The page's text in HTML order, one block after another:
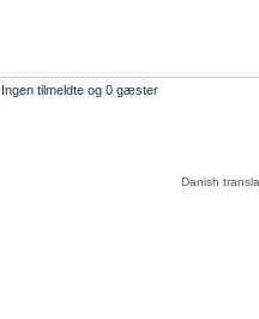
tilmeldte og 0 gæster
Danish